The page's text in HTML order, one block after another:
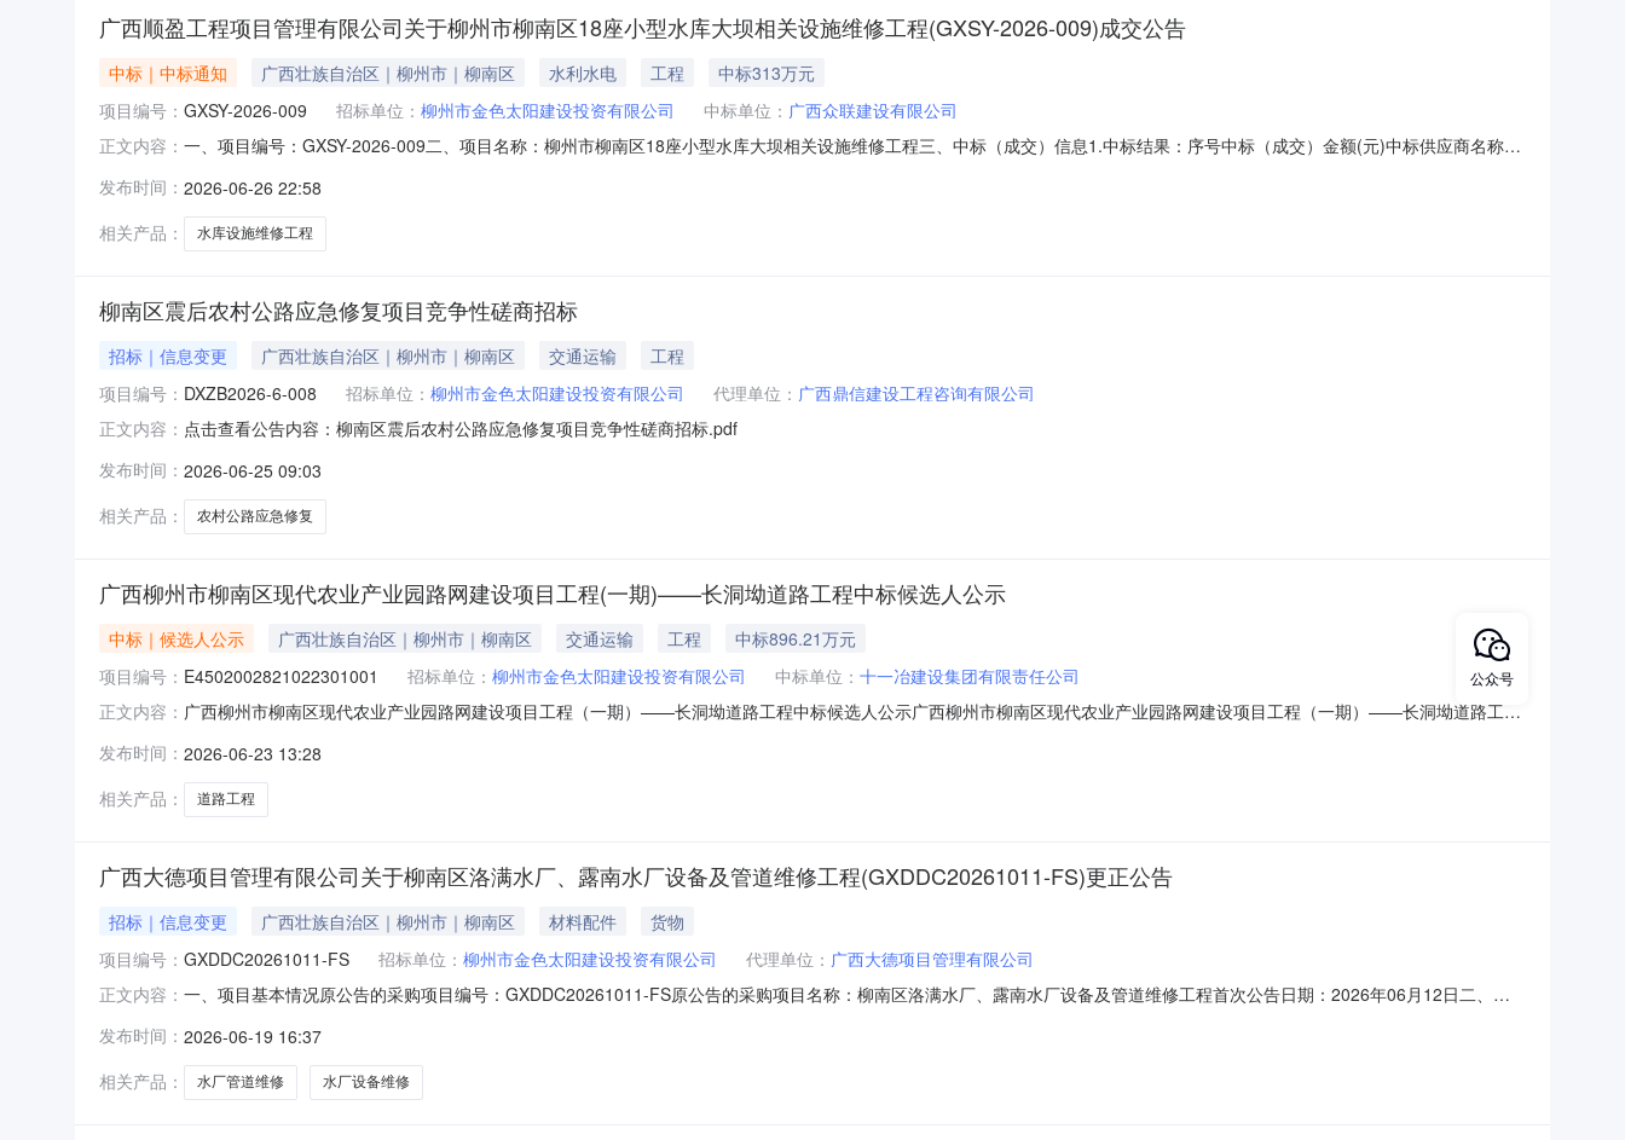
广西顺盈工程项目管理有限公司关于柳州市柳南区18座小型水库大坝相关设施维修工程(GXSY-2026-009)成交公告
中标｜中标通知 广西壮族自治区｜柳州市｜柳南区 水利水电 工程
中标313万元
项目编号： GXSY-2026-009 招标单位： 柳州市金色太阳建设投资有限公司 中标单位： 广西众联建设有限公司
正文内容： 一、项目编号：GXSY-2026-009二、项目名称：柳州市柳南区18座小型水库大坝相关设施维修工程三、中标（成交）信息1.中标结果：序号中标（成交）金额(元)中标供应商名称中
标的信息工程类主要标的信息：序号标项名称标的名称施工范围施工工期项目经理执业证书信息1柳州市柳南区18座小型水库大坝相关设施维修工程柳州市柳南区18座小型水库大
发布时间： 2026-06-26 22:58
相关产品：
水库设施维修工程
柳南区震后农村公路应急修复项目竞争性磋商招标
招标｜信息变更 广西壮族自治区｜柳州市｜柳南区 交通运输
工程
项目编号： DXZB2026-6-008 招标单位： 柳州市金色太阳建设投资有限公司 代理单位： 广西鼎信建设工程咨询有限公司
正文内容： 点击查看公告内容：柳南区震后农村公路应急修复项目竞争性磋商招标.pdf
发布时间： 2026-06-25 09:03
相关产品：
农村公路应急修复
广西柳州市柳南区现代农业产业园路网建设项目工程(一期)——长洞坳道路工程中标候选人公示
中标｜候选人公示 广西壮族自治区｜柳州市｜柳南区 交通运输 工程
中标896.21万元
项目编号： E4502002821022301001 招标单位： 柳州市金色太阳建设投资有限公司 中标单位： 十一冶建设集团有限责任公司
正文内容： 广西柳州市柳南区现代农业产业园路网建设项目工程（一期）——长洞坳道路工程中标候选人公示广西柳州市柳南区现代农业产业园路网建设项目工程（一期）——长洞坳道路工程
人民共和国招标投标实施条例》（国务院令2011年第613号）、《公路工程建设项目招标投标管理办法》（中华人民共和国交通运输部令2015年第24号）和有关规定，现对评标结
果予以公示。一、中标
发布时间： 2026-06-23 13:28
相关产品：
道路工程
广西大德项目管理有限公司关于柳南区洛满水厂、露南水厂设备及管道维修工程(GXDDC20261011-FS)更正公告
招标｜信息变更 广西壮族自治区｜柳州市｜柳南区 材料配件
货物
项目编号： GXDDC20261011-FS 招标单位： 柳州市金色太阳建设投资有限公司 代理单位： 广西大德项目管理有限公司
正文内容： 一、项目基本情况原公告的采购项目编号：GXDDC20261011-FS原公告的采购项目名称：柳南区洛满水厂、露南水厂设备及管道维修工程首次公告日期：2026年06月12日二、更
30分至09时00分（北京时间）截止时间：2026年06月23日09时00分（北京时间）本项目延期采购时间，恢复时间另行通知。2竞争性磋商文件第一章“竞争性磋商公告”第五条
发布时间： 2026-06-19 16:37
相关产品：
水厂管道维修 水厂设备维修
公众号